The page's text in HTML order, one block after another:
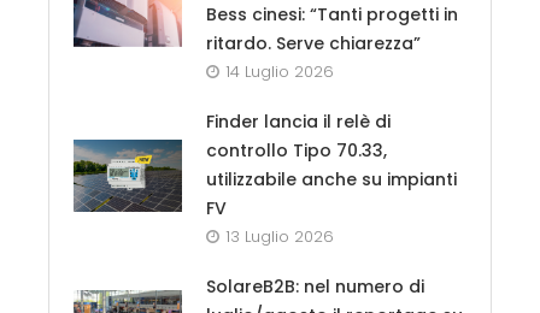
Bess cinesi: “Tanti progetti in
ritardo. Serve chiarezza”
14 Luglio 2026
Finder lancia il relè di
controllo Tipo 70.33,
utilizzabile anche su impianti
FV
13 Luglio 2026
SolareB2B: nel numero di